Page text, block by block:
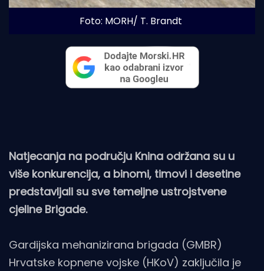
Foto: MORH/ T. Brandt
Natjecanja na području Knina održana su u
više konkurencija, a binomi, timovi i desetine
predstavljali su sve temeljne ustrojstvene
cjeline Brigade.
Gardijska mehanizirana brigada (GMBR)
Hrvatske kopnene vojske (HKoV) zaključila je